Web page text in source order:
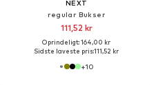
NEXT
regular Bukser
111,52 kr
Oprindeligt: 164,00 kr
Sidste laveste pris:111,52 kr
+10